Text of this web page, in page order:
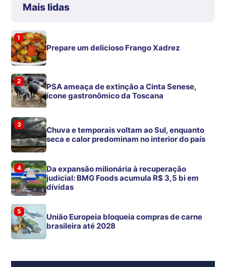
Mais lidas
1
Prepare um delicioso Frango Xadrez
2
PSA ameaça de extinção a Cinta Senese,
ícone gastronômico da Toscana
3
Chuva e temporais voltam ao Sul, enquanto
seca e calor predominam no interior do país
4
Da expansão milionária à recuperação
judicial: BMG Foods acumula R$ 3,5 bi em
dívidas
5
União Europeia bloqueia compras de carne
brasileira até 2028